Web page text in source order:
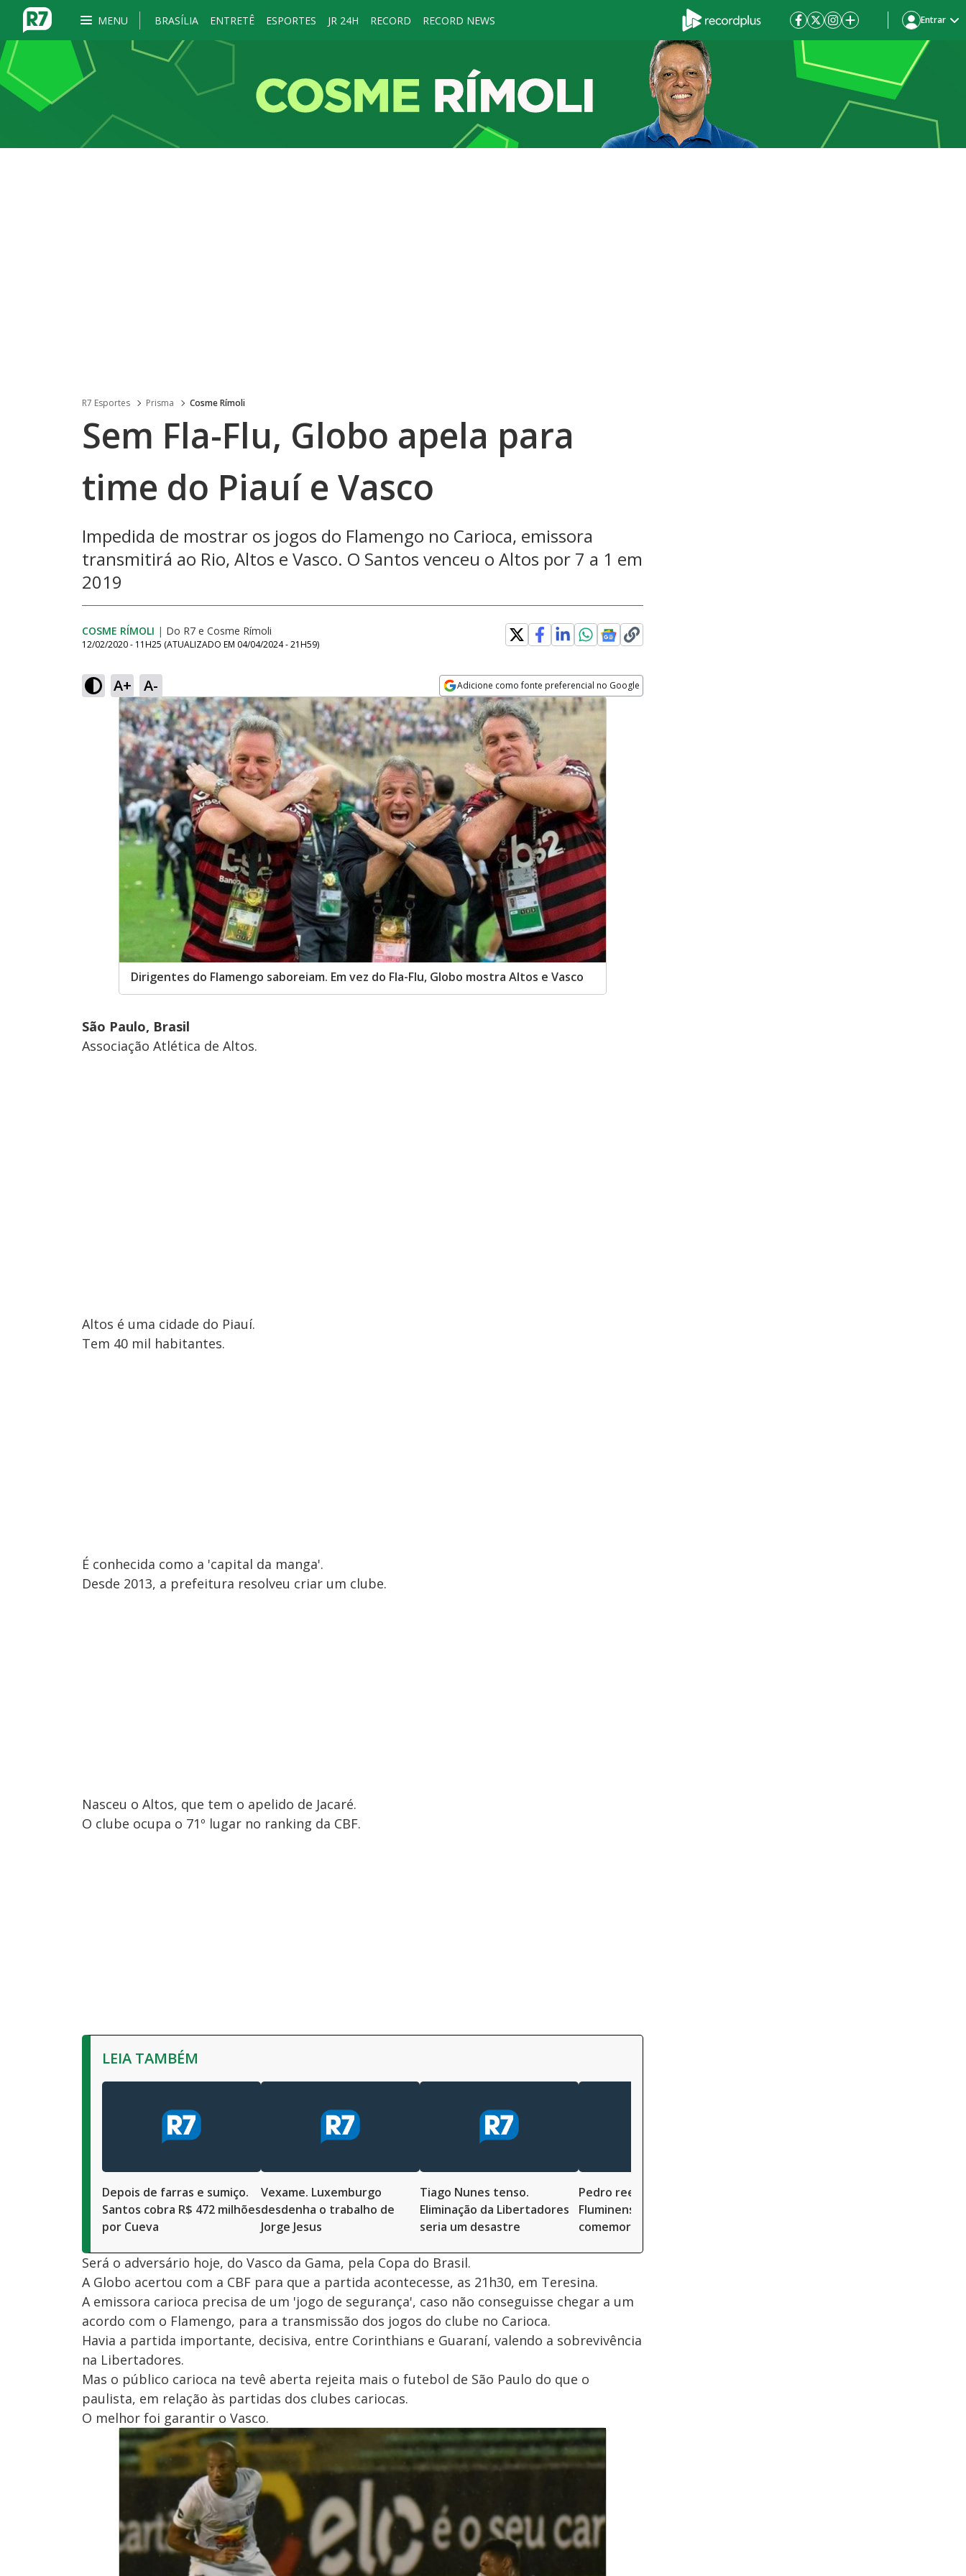
MENU BRASÍLIA ENTRETÊ ESPORTES JR 24H RECORD RECORD NEWS Entrar
R7 Esportes Prisma Cosme Rímoli
Sem Fla-Flu, Globo apela para
time do Piauí e Vasco
Impedida de mostrar os jogos do Flamengo no Carioca, emissora
transmitirá ao Rio, Altos e Vasco. O Santos venceu o Altos por 7 a 1 em
2019
COSME RÍMOLI | Do R7 e Cosme Rímoli
12/02/2020 - 11H25 (ATUALIZADO EM 04/04/2024 - 21H59)
A+ A- Adicione como fonte preferencial no Google
Opens in new window
Dirigentes do Flamengo saboreiam. Em vez do Fla-Flu, Globo mostra Altos e Vasco
São Paulo, Brasil
Associação Atlética de Altos.
Altos é uma cidade do Piauí.
Tem 40 mil habitantes.
É conhecida como a 'capital da manga'.
Desde 2013, a prefeitura resolveu criar um clube.
Nasceu o Altos, que tem o apelido de Jacaré.
O clube ocupa o 71º lugar no ranking da CBF.
LEIA TAMBÉM
Depois de farras e sumiço.
Santos cobra R$ 472 milhões
por Cueva
Vexame. Luxemburgo
desdenha o trabalho de
Jorge Jesus
Tiago Nunes tenso.
Eliminação da Libertadores
seria um desastre
Pedro reencontra
Fluminense e promete
comemorar caso faça gol
Será o adversário hoje, do Vasco da Gama, pela Copa do Brasil.
A Globo acertou com a CBF para que a partida acontecesse, as 21h30, em Teresina.
A emissora carioca precisa de um 'jogo de segurança', caso não conseguisse chegar a um
acordo com o Flamengo, para a transmissão dos jogos do clube no Carioca.
Havia a partida importante, decisiva, entre Corinthians e Guaraní, valendo a sobrevivência
na Libertadores.
Mas o público carioca na tevê aberta rejeita mais o futebol de São Paulo do que o
paulista, em relação às partidas dos clubes cariocas.
O melhor foi garantir o Vasco.